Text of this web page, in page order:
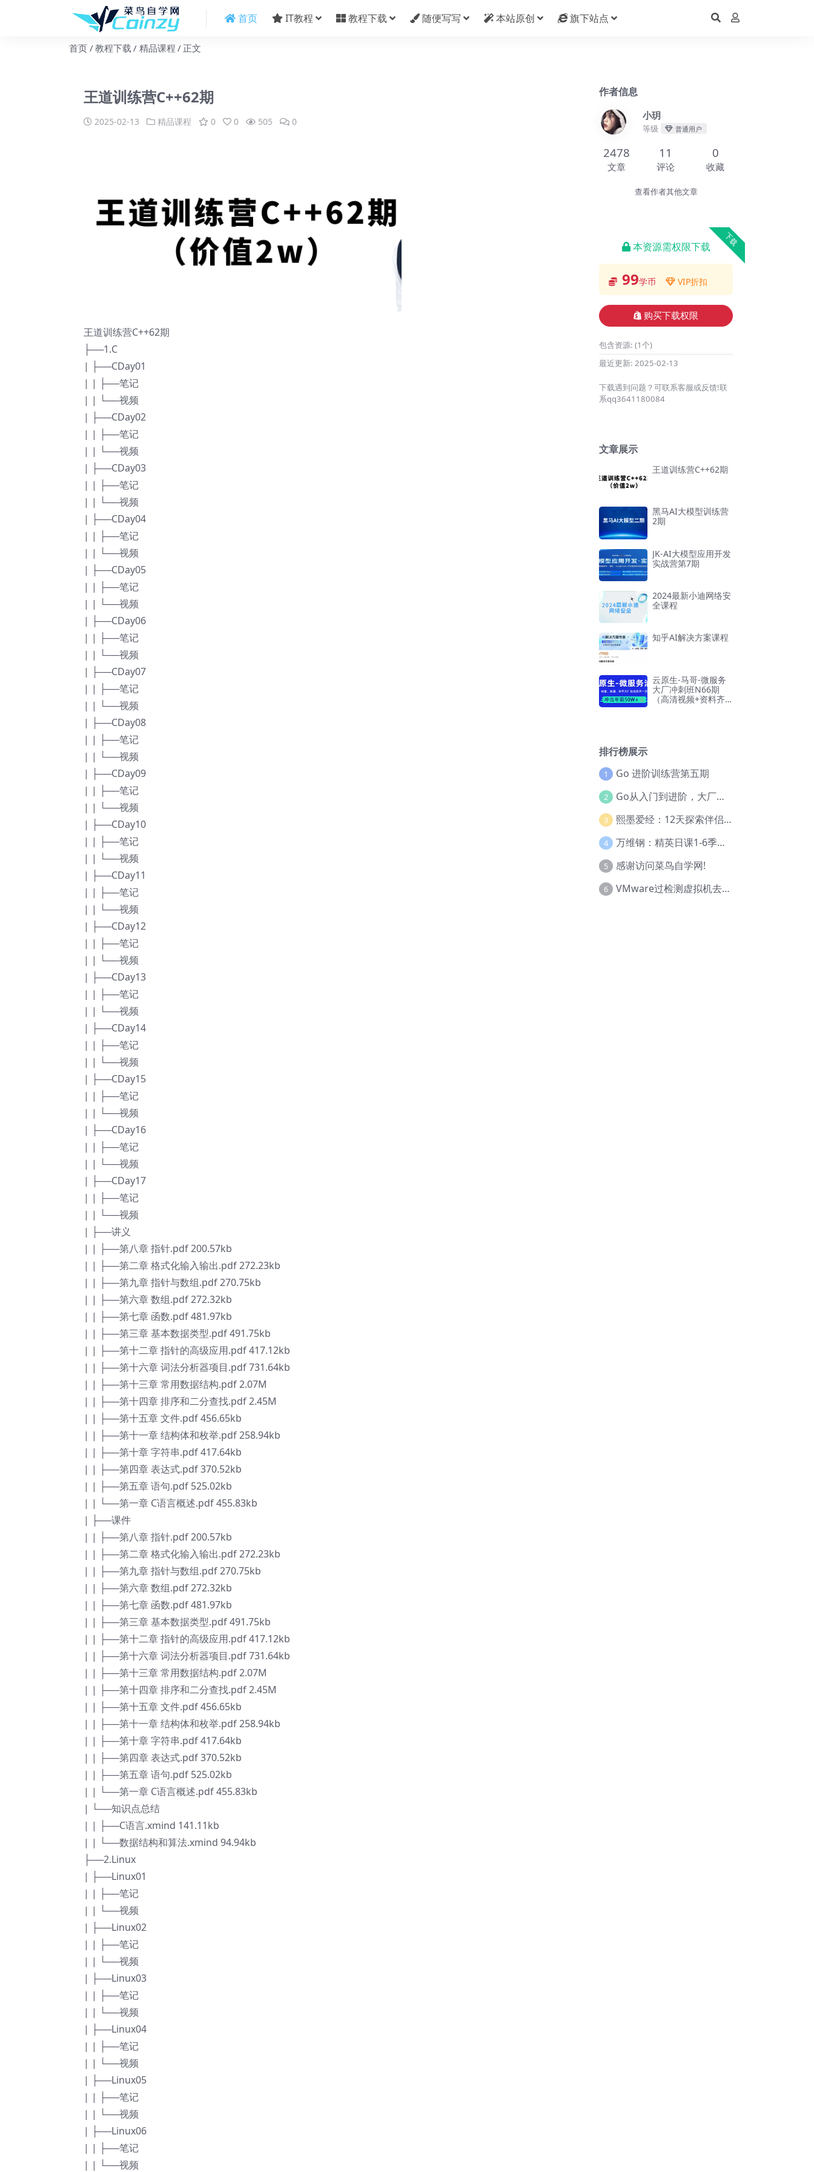
首页 IT教程 教程下载 随便写写 本站原创 旗下站点
首页 教程下载 精品课程 正文
王道训练营C++62期
2025-02-13 精品课程 0 0 505 0
王道训练营C++62期
├──1.C
| ├──CDay01
| | ├──笔记
| | └──视频
| ├──CDay02
| | ├──笔记
| | └──视频
| ├──CDay03
| | ├──笔记
| | └──视频
| ├──CDay04
| | ├──笔记
| | └──视频
| ├──CDay05
| | ├──笔记
| | └──视频
| ├──CDay06
| | ├──笔记
| | └──视频
| ├──CDay07
| | ├──笔记
| | └──视频
| ├──CDay08
| | ├──笔记
| | └──视频
| ├──CDay09
| | ├──笔记
| | └──视频
| ├──CDay10
| | ├──笔记
| | └──视频
| ├──CDay11
| | ├──笔记
| | └──视频
| ├──CDay12
| | ├──笔记
| | └──视频
| ├──CDay13
| | ├──笔记
| | └──视频
| ├──CDay14
| | ├──笔记
| | └──视频
| ├──CDay15
| | ├──笔记
| | └──视频
| ├──CDay16
| | ├──笔记
| | └──视频
| ├──CDay17
| | ├──笔记
| | └──视频
| ├──讲义
| | ├──第八章 指针.pdf 200.57kb
| | ├──第二章 格式化输入输出.pdf 272.23kb
| | ├──第九章 指针与数组.pdf 270.75kb
| | ├──第六章 数组.pdf 272.32kb
| | ├──第七章 函数.pdf 481.97kb
| | ├──第三章 基本数据类型.pdf 491.75kb
| | ├──第十二章 指针的高级应用.pdf 417.12kb
| | ├──第十六章 词法分析器项目.pdf 731.64kb
| | ├──第十三章 常用数据结构.pdf 2.07M
| | ├──第十四章 排序和二分查找.pdf 2.45M
| | ├──第十五章 文件.pdf 456.65kb
| | ├──第十一章 结构体和枚举.pdf 258.94kb
| | ├──第十章 字符串.pdf 417.64kb
| | ├──第四章 表达式.pdf 370.52kb
| | ├──第五章 语句.pdf 525.02kb
| | └──第一章 C语言概述.pdf 455.83kb
| ├──课件
| | ├──第八章 指针.pdf 200.57kb
| | ├──第二章 格式化输入输出.pdf 272.23kb
| | ├──第九章 指针与数组.pdf 270.75kb
| | ├──第六章 数组.pdf 272.32kb
| | ├──第七章 函数.pdf 481.97kb
| | ├──第三章 基本数据类型.pdf 491.75kb
| | ├──第十二章 指针的高级应用.pdf 417.12kb
| | ├──第十六章 词法分析器项目.pdf 731.64kb
| | ├──第十三章 常用数据结构.pdf 2.07M
| | ├──第十四章 排序和二分查找.pdf 2.45M
| | ├──第十五章 文件.pdf 456.65kb
| | ├──第十一章 结构体和枚举.pdf 258.94kb
| | ├──第十章 字符串.pdf 417.64kb
| | ├──第四章 表达式.pdf 370.52kb
| | ├──第五章 语句.pdf 525.02kb
| | └──第一章 C语言概述.pdf 455.83kb
| └──知识点总结
| | ├──C语言.xmind 141.11kb
| | └──数据结构和算法.xmind 94.94kb
├──2.Linux
| ├──Linux01
| | ├──笔记
| | └──视频
| ├──Linux02
| | ├──笔记
| | └──视频
| ├──Linux03
| | ├──笔记
| | └──视频
| ├──Linux04
| | ├──笔记
| | └──视频
| ├──Linux05
| | ├──笔记
| | └──视频
| ├──Linux06
| | ├──笔记
| | └──视频
作者信息
小玥
等级 普通用户
2478
文章
11
评论
0
收藏
查看作者其他文章
下载
本资源需权限下载
99学币 VIP折扣
购买下载权限
包含资源: (1个)
最近更新: 2025-02-13
下载遇到问题？可联系客服或反馈!联
系qq3641180084
文章展示
王道训练营C++62期
黑马AI大模型训练营
2期
JK-AI大模型应用开发
实战营第7期
2024最新小迪网络安
全课程
知乎AI解决方案课程
云原生-马哥-微服务
大厂冲刺班N66期
（高清视频+资料齐
排行榜展示
1 Go 进阶训练营第五期
2 Go从入门到进阶，大厂案例全流程实践(完结)
3 熙墨爱经：12天探索伴侣亲密度
4 万维钢：精英日课1-6季合集
5 感谢访问菜鸟自学网!
6 VMware过检测虚拟机去虚拟化教程(工具+基础+进阶)